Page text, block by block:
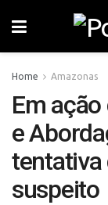
Home Amazonas
Em
e
tentativa
suspeito